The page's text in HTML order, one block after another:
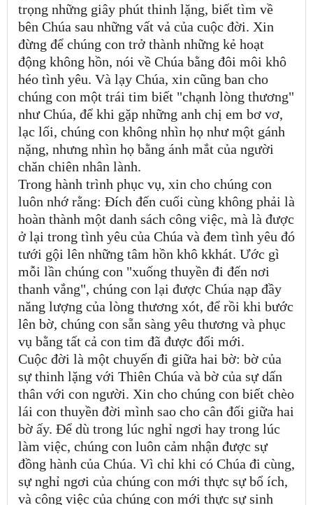
trọng những giây phút thinh lặng, biết tìm về
bên Chúa sau những vất vả của cuộc đời. Xin
đừng để chúng con trở thành những kẻ hoạt
động không hồn, nói về Chúa bằng đôi môi khô
héo tình yêu. Và lạy Chúa, xin cũng ban cho
chúng con một trái tim biết "chạnh lòng thương"
như Chúa, để khi gặp những anh chị em bơ vơ,
lạc lối, chúng con không nhìn họ như một gánh
nặng, nhưng nhìn họ bằng ánh mắt của người
chăn chiên nhân lành.
Trong hành trình phục vụ, xin cho chúng con
luôn nhớ rằng: Đích đến cuối cùng không phải là
hoàn thành một danh sách công việc, mà là được
ở lại trong tình yêu của Chúa và đem tình yêu đó
tưới gội lên những tâm hồn khô kkhát. Ước gì
mỗi lần chúng con "xuống thuyền đi đến nơi
thanh vắng", chúng con lại được Chúa nạp đầy
năng lượng của lòng thương xót, để rồi khi bước
lên bờ, chúng con sẵn sàng yêu thương và phục
vụ bằng tất cả con tim đã được đổi mới.
Cuộc đời là một chuyến đi giữa hai bờ: bờ của
sự thinh lặng với Thiên Chúa và bờ của sự dấn
thân với con người. Xin cho chúng con biết chèo
lái con thuyền đời mình sao cho cân đối giữa hai
bờ ấy. Để dù trong lúc nghỉ ngơi hay trong lúc
làm việc, chúng con luôn cảm nhận được sự
đồng hành của Chúa. Vì chỉ khi có Chúa đi cùng,
sự nghỉ ngơi của chúng con mới thực sự bổ ích,
và công việc của chúng con mới thực sự sinh